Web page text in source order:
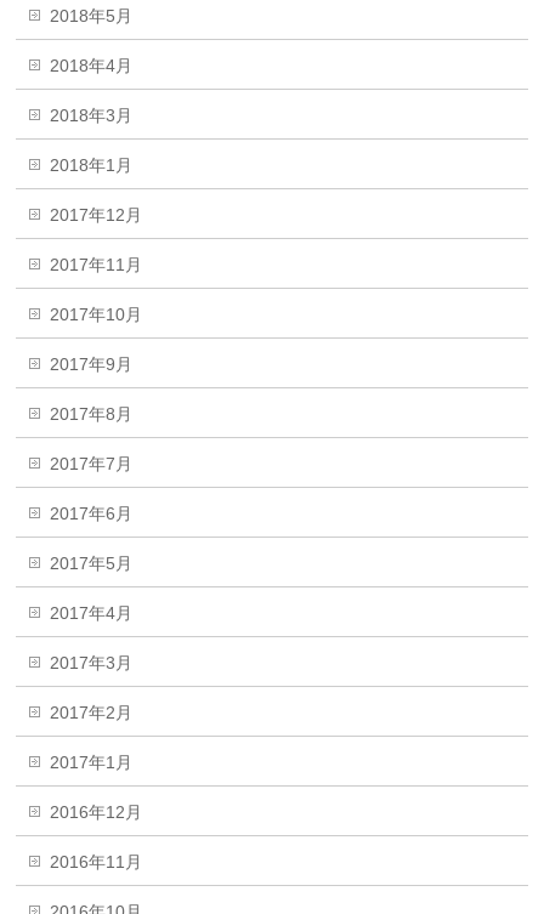
2018年5月
2018年4月
2018年3月
2018年1月
2017年12月
2017年11月
2017年10月
2017年9月
2017年8月
2017年7月
2017年6月
2017年5月
2017年4月
2017年3月
2017年2月
2017年1月
2016年12月
2016年11月